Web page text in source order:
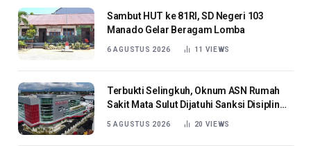
Sambut HUT ke 81RI, SD Negeri 103
Manado Gelar Beragam Lomba
6 AGUSTUS 2026 11 VIEWS
Terbukti Selingkuh, Oknum ASN Rumah
Sakit Mata Sulut Dijatuhi Sanksi Disiplin
Berat
5 AGUSTUS 2026 20 VIEWS